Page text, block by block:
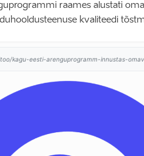
raames alustati
kvaliteedi
kagu-eesti-arenguprogramm-innustas-